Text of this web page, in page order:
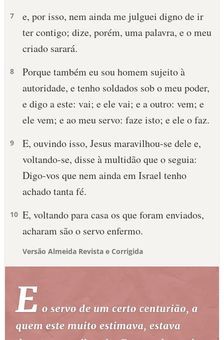
7
e, por isso, nem ainda me julguei digno de ir
ter contigo; dize, porém, uma palavra, e o meu
criado sarará.
8
Porque também eu sou homem sujeito à
autoridade, e tenho soldados sob o meu poder,
e digo a este: vai; e ele vai; e a outro: vem; e
ele vem; e ao meu servo: faze isto; e ele o faz.
9
E, ouvindo isso, Jesus maravilhou-se dele e,
voltando-se, disse à multidão que o seguia:
Digo-vos que nem ainda em Israel tenho
achado tanta fé.
10 E, voltando para casa os que foram enviados,
acharam são o servo enfermo.
Versão Almeida Revista e Corrigida